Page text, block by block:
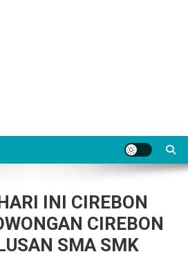
INI CIREBON
CIREBON
SMA SMK